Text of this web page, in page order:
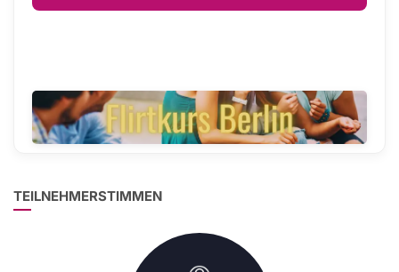
TEILNEHMERSTIMMEN